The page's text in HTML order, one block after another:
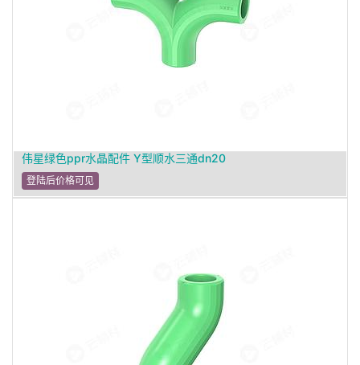
伟星绿色ppr水晶配件 Y型顺水三通dn20
登陆后价格可见